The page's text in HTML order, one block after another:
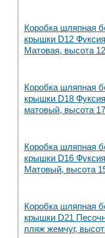
Коробка шляпная
крышки D12 Фуксия
Матовая, высота
Коробка шляпная
крышки D18 Фуксия
матовый, высота
Коробка шляпная
крышки D16 Фуксия
Матовый, высота
Коробка шляпная
крышки D21
пляж жемчуг,